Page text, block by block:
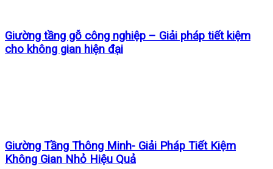
Giường tầng gỗ công nghiệp – Giải pháp tiết kiệm
cho không gian hiện đại
Giường Tầng Thông Minh- Giải Pháp Tiết Kiệm
Không Gian Nhỏ Hiệu Quả